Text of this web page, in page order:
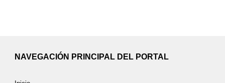
NAVEGACIÓN PRINCIPAL DEL PORTAL